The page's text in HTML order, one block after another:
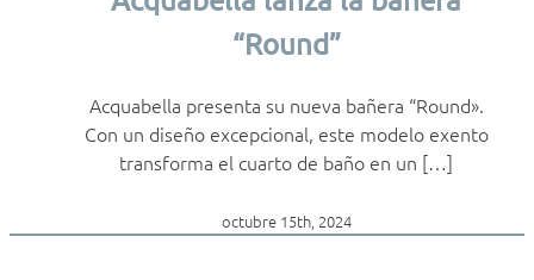
“Round”
Acquabella presenta su nueva bañera “Round».
Con un diseño excepcional, este modelo exento
transforma el cuarto de baño en un […]
octubre 15th, 2024